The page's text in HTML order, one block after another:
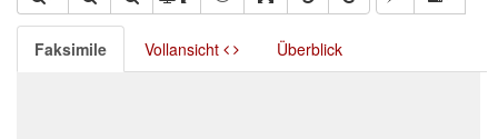
Faksimile Vollansicht Überblick